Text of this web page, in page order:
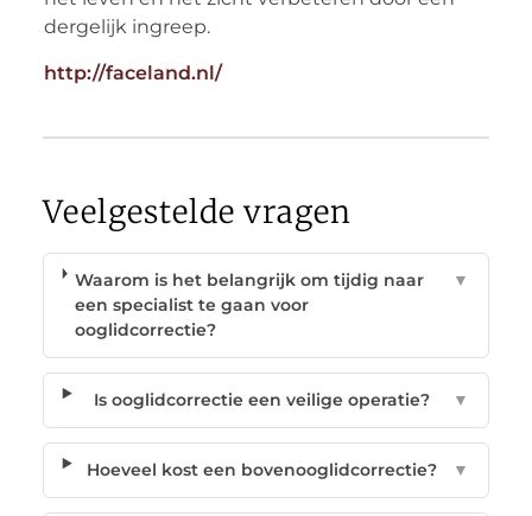
dergelijk ingreep.
http://faceland.nl/
Veelgestelde vragen
Waarom is het belangrijk om tijdig naar
een specialist te gaan voor
ooglidcorrectie?
▼
Is ooglidcorrectie een veilige operatie? ▼
Hoeveel kost een bovenooglidcorrectie? ▼